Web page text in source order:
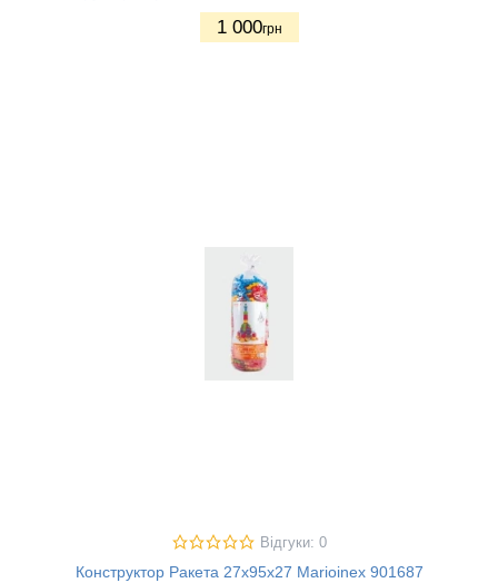
1 000грн
Відгуки: 0
Конструктор Ракета 27х95х27 Marioinex 901687